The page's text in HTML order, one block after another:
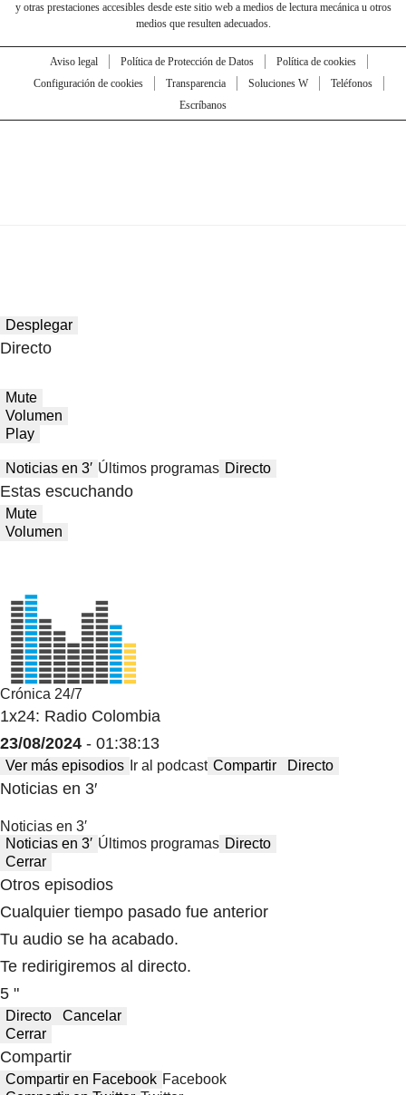
y otras prestaciones accesibles desde este sitio web a medios de lectura mecánica u otros
medios que resulten adecuados.
Aviso legal Política de Protección de Datos
Política de cookies
Configuración de cookies
Transparencia Soluciones W
Teléfonos
Escríbanos
Desplegar
Directo
Mute
Volumen
Play
Noticias en 3′ Últimos programas Directo
Estas escuchando
Mute
Volumen
Crónica 24/7
1x24: Radio Colombia
23/08/2024 - 01:38:13
Ver más episodios Ir al podcast Compartir Directo
Noticias en 3′
Noticias en 3′
Noticias en 3′ Últimos programas Directo
Cerrar
Otros episodios
Cualquier tiempo pasado fue anterior
Tu audio se ha acabado.
Te redirigiremos al directo.
5 "
Directo
Cancelar
Cerrar
Compartir
Compartir en Facebook Facebook